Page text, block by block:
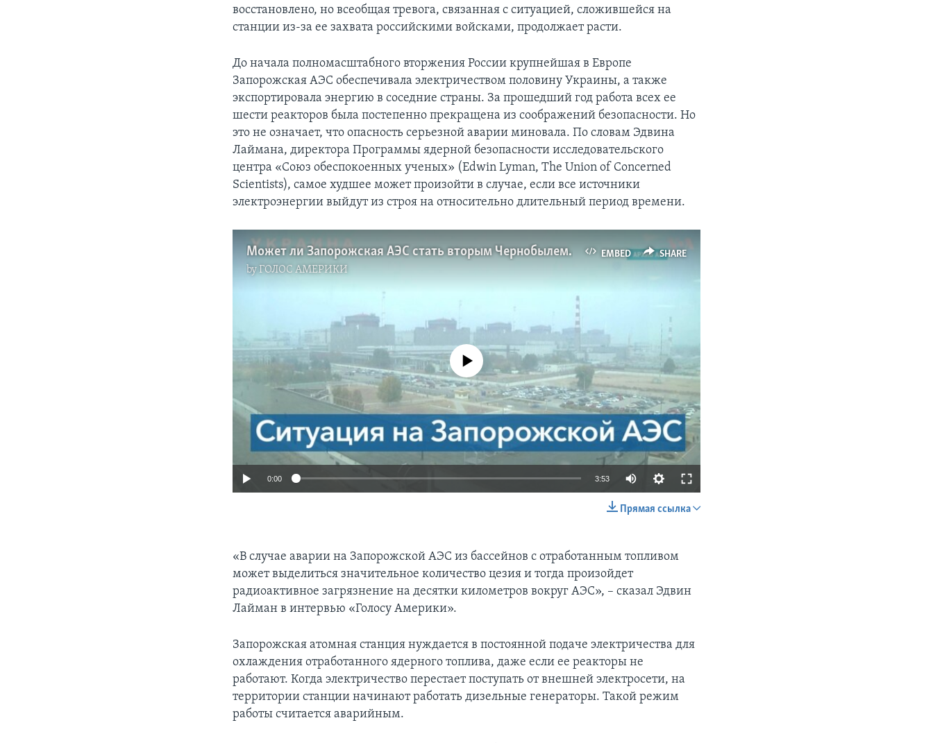
восстановлено, но всеобщая тревога, связанная с ситуацией, сложившейся на
станции из-за ее захвата российскими войсками, продолжает расти.
До начала полномасштабного вторжения России крупнейшая в Европе
Запорожская АЭС обеспечивала электричеством половину Украины, а также
экспортировала энергию в соседние страны. За прошедший год работа всех ее
шести реакторов была постепенно прекращена из соображений безопасности. Но
это не означает, что опасность серьезной аварии миновала. По словам Эдвина
Лаймана, директора Программы ядерной безопасности исследовательского
центра «Союз обеспокоенных ученых» (Edwin Lyman, The Union of Concerned
Scientists), самое худшее может произойти в случае, если все источники
электроэнергии выйдут из строя на относительно длительный период времени.
EMBED SHARE
Может ли Запорожская АЭС стать вторым Чернобылем?
byГОЛОС АМЕРИКИ
No media source currently available
0:00 3:53
Прямая ссылка
«В случае аварии на Запорожской АЭС из бассейнов с отработанным топливом
может выделиться значительное количество цезия и тогда произойдет
радиоактивное загрязнение на десятки километров вокруг АЭС», – сказал Эдвин
Лайман в интервью «Голосу Америки».
Запорожская атомная станция нуждается в постоянной подаче электричества для
охлаждения отработанного ядерного топлива, даже если ее реакторы не
работают. Когда электричество перестает поступать от внешней электросети, на
территории станции начинают работать дизельные генераторы. Такой режим
работы считается аварийным.